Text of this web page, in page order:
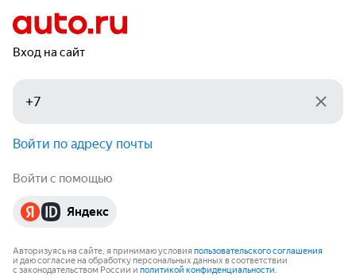
Вход на сайт
Войти по адресу почты
Войти с помощью
Яндекс
Авторизуясь на сайте, я принимаю условия пользовательского соглашения
и даю согласие на обработку персональных данных в соответствии
с законодательством России и политикой конфиденциальности.